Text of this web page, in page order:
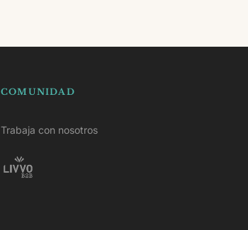
COMUNIDAD
Trabaja con nosotros